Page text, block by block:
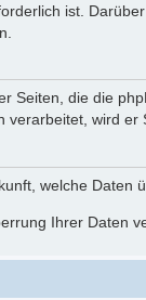
ist.
Seiten, die die
verarbeitet, wird
welche Daten
Ihrer Daten